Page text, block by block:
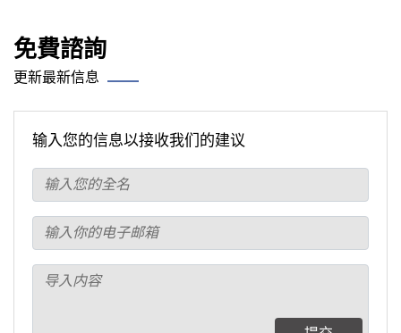
免費諮詢
更新最新信息
输入您的信息以接收我们的建议